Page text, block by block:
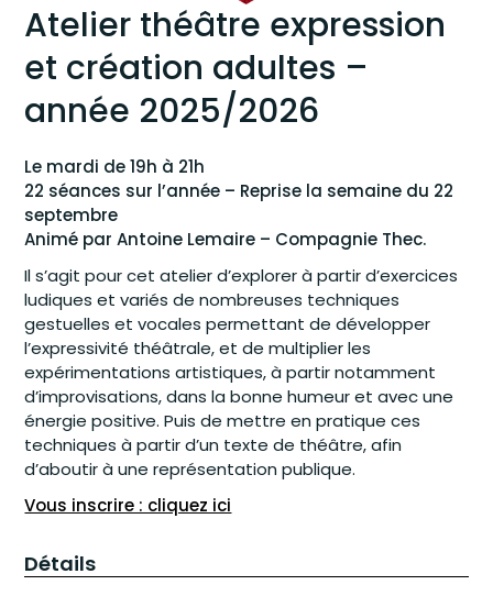
Atelier théâtre expression
et création adultes –
année 2025/2026
Le mardi de 19h à 21h
22 séances sur l’année – Reprise la semaine du 22
septembre
Animé par Antoine Lemaire – Compagnie Thec.
Il s’agit pour cet atelier d’explorer à partir d’exercices
ludiques et variés de nombreuses techniques
gestuelles et vocales permettant de développer
l’expressivité théâtrale, et de multiplier les
expérimentations artistiques, à partir notamment
d’improvisations, dans la bonne humeur et avec une
énergie positive. Puis de mettre en pratique ces
techniques à partir d’un texte de théâtre, afin
d’aboutir à une représentation publique.
Vous inscrire : cliquez ici
Détails